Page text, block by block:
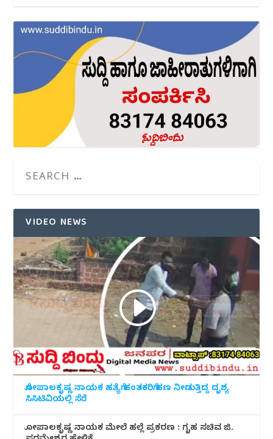
VIDEO NEWS
ಗೋಪಾಲಕೃಷ್ಣ ನಾಯಕ ಹತ್ಯೆಗೆ ಹಂತಕರಿಗೆ ಹಣ ನೀಡುತ್ತಿದ್ದ ದೃಶ್ಯ
ಸಿಸಿಟಿವಿಯಲ್ಲಿ ಸೆರೆ
ಗೋಪಾಲಕೃಷ್ಣ ನಾಯಕ ಮೇಲೆ ಹಲ್ಲೆ ಪ್ರಕರಣ : ಗೃಹ ಸಚಿವ ಜಿ.